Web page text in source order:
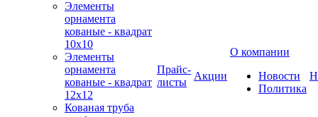
Элементы
орнамента
кованые - квадрат
10х10
Элементы
орнамента
кованые - квадрат
12х12
Кованая труба
Прайс-
листы
Акции
О компании
Новости
Политика